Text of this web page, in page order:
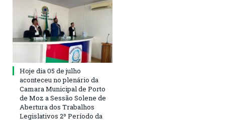
Hoje dia 05 de julho
aconteceu no plenário da
Camara Municipal de Porto
de Moz a Sessão Solene de
Abertura dos Trabalhos
Legislativos 2º Período da